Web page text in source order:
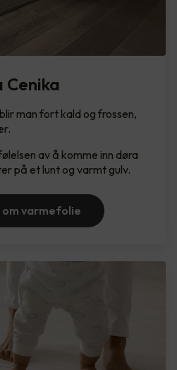
man fort kald og frossen,
av å komme inn døra
på et lunt og varmt gulv.
om varmefolie